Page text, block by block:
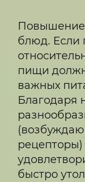
Повышение
блюд. Если
пищи
важных
Благодаря
быстро